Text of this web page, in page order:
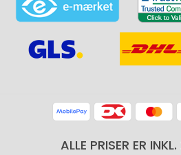
ALLE PRISER ER